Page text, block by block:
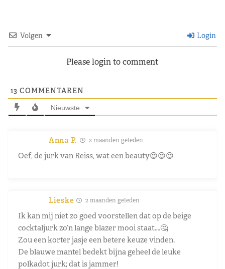
Volgen Login
Please login to comment
13 COMMENTAREN
Nieuwste
Anna P. 2 maanden geleden
Oef, de jurk van Reiss, wat een beauty😍😍😍
Lieske 2 maanden geleden
Ik kan mij niet zo goed voorstellen dat op de beige
cocktaljurk zo’n lange blazer mooi staat….🤔
Zou een korter jasje een betere keuze vinden.
De blauwe mantel bedekt bijna geheel de leuke
polkadot jurk; dat is jammer!